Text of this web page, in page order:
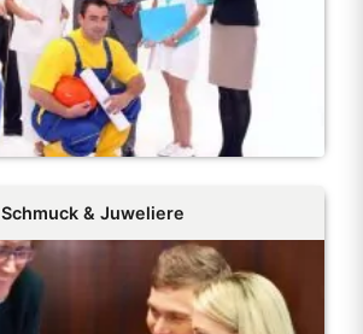
Schmuck & Juweliere